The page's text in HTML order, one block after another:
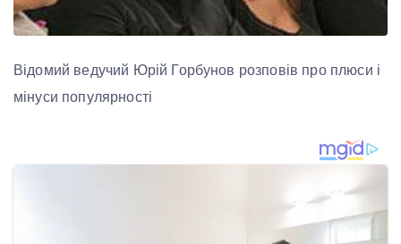
Відомий ведучий Юрій Горбунов розповів про плюси і
мінуси популярності